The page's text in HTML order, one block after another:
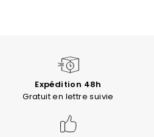
Expédition 48h
Gratuit en lettre suivie